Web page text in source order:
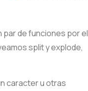
par de funciones por el
split y explode,
caracter u otras